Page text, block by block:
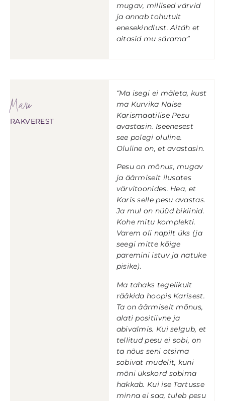
mugav, millised värvid
ja annab tohutult
enesekindlust. Aitäh et
aitasid mu särama”
Mare
RAKVEREST
“Ma isegi ei mäleta, kust
ma Kurvika Naise
Karismaatilise Pesu
avastasin. Iseenesest
see polegi oluline.
Oluline on, et avastasin.
Pesu on mõnus, mugav
ja äärmiselt ilusates
värvitoonides. Hea, et
Karis selle pesu avastas.
Ja mul on nüüd bikiinid.
Kohe mitu komplekti.
Varem oli napilt üks (ja
seegi mitte kõige
paremini istuv ja natuke
pisike).
Ma tahaks tegelikult
rääkida hoopis Karisest.
Ta on äärmiselt mõnus,
alati positiivne ja
abivalmis. Kui selgub, et
tellitud pesu ei sobi, on
ta nõus seni otsima
sobivat mudelit, kuni
mõni ükskord sobima
hakkab. Kui ise Tartusse
minna ei saa, tuleb pesu